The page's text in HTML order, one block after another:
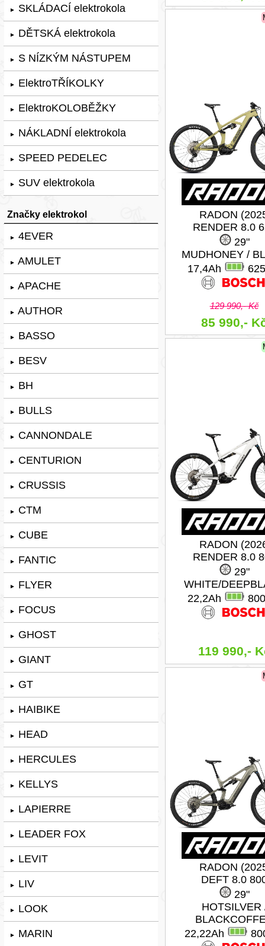
► SKLÁDACÍ elektrokola
► DĚTSKÁ elektrokola
► S NÍZKÝM NÁSTUPEM
► ElektroTŘÍKOLKY
► ElektroKOLOBĚŽKY
► NÁKLADNÍ elektrokola
► SPEED PEDELEC
► SUV elektrokola
Značky elektrokol
► 4EVER
► AMULET
► APACHE
► AUTHOR
► BASSO
► BESV
► BH
► BULLS
► CANNONDALE
► CENTURION
► CRUSSIS
► CTM
► CUBE
► FANTIC
► FLYER
► FOCUS
► GHOST
► GIANT
► GT
► HAIBIKE
► HEAD
► HERCULES
► KELLYS
► LAPIERRE
► LEADER FOX
► LEVIT
► LIV
► LOOK
► MARIN
RADON
RENDER 8.0
29"
MUDHONEY /
17,4Ah
129 990,- Kč
85 990,-
RADON
RENDER 8.0
29"
WHITE/
22,2Ah
119 990,-
RADON
DEFT 8.0
29"
HOTSILVER
22,22Ah